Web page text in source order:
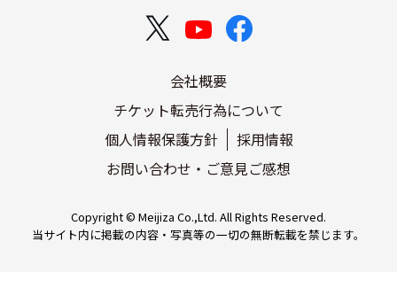
会社概要
チケット転売行為について
個人情報保護方針
採用情報
お問い合わせ・ご意見ご感想
Copyright © Meijiza Co.,Ltd. All Rights Reserved.
当サイト内に掲載の内容・写真等の一切の無断転載を禁じます。